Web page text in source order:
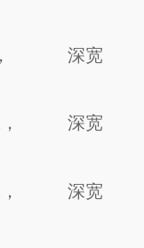
， 深宽
， 深宽
， 深宽